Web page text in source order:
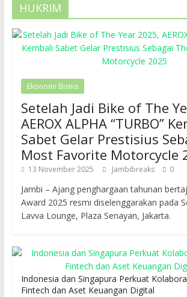
HUKRIM
Ekonomi Bisnis
Setelah Jadi Bike of The
AEROX ALPHA “TURBO”
Sabet Gelar Prestisius
Most Favorite Motorcycle
13 November 2025 Jambibreaks 0
Jambi – Ajang penghargaan tahunan
Award 2025 resmi diselenggarakan pada
Lavva Lounge, Plaza Senayan, Jakarta.
Indonesia dan Singapura Perkuat
Fintech dan Aset Keuangan Digital